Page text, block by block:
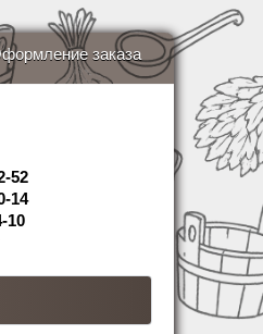
заказа
52
14
10